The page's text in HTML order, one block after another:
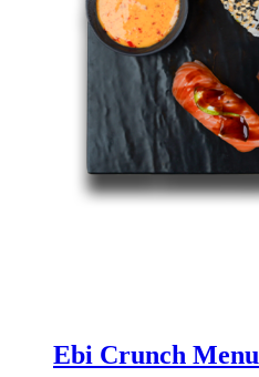
Ebi Crunch Menu